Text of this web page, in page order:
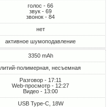
голос - 66
звук - 69
звонок - 84
нет
активное шумоподавление
3350 mAh
литий-полимерная, несъемная
Разговор - 17:11
Web-просмотр - 12:27
Видео - 13:00
USB Type-C, 18W